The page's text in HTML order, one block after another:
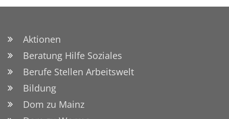
Aktionen
Beratung Hilfe Soziales
Berufe Stellen Arbeitswelt
Bildung
Dom zu Mainz